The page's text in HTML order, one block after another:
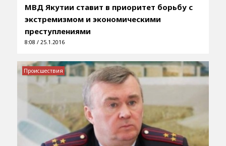
МВД Якутии ставит в приоритет борьбу с
экстремизмом и экономическими
преступлениями
8:08 / 25.1.2016
Происшествия